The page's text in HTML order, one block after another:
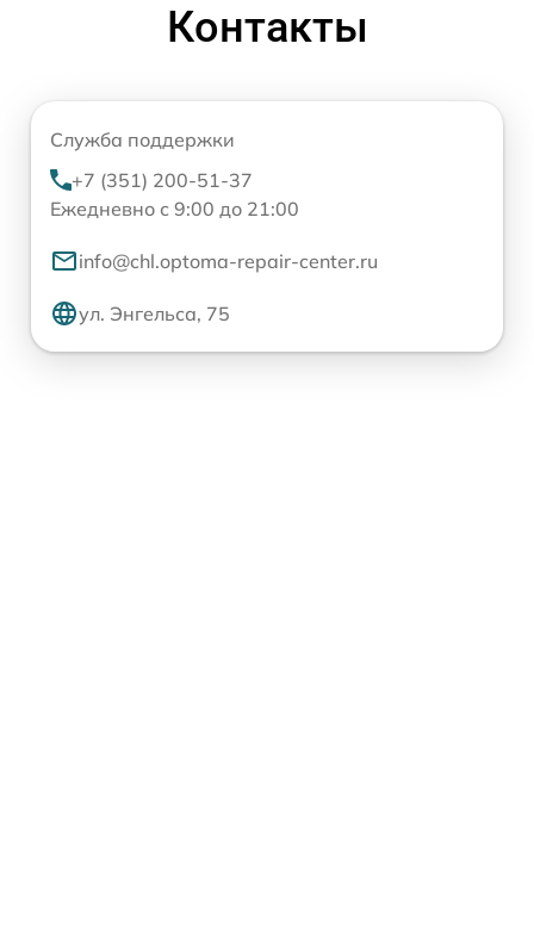
Контакты
Служба поддержки
+7 (351) 200-51-37
Ежедневно с 9:00 до 21:00
info@chl.optoma-repair-center.ru
ул. Энгельса, 75